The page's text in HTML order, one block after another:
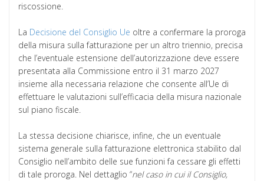
riscossione.
La Decisione del Consiglio Ue oltre a confermare la proroga
della misura sulla fatturazione per un altro triennio, precisa
che l’eventuale estensione dell’autorizzazione deve essere
presentata alla Commissione entro il 31 marzo 2027
insieme alla necessaria relazione che consente all’Ue di
effettuare le valutazioni sull’efficacia della misura nazionale
sul piano fiscale.
La stessa decisione chiarisce, infine, che un eventuale
sistema generale sulla fatturazione elettronica stabilito dal
Consiglio nell’ambito delle sue funzioni fa cessare gli effetti
di tale proroga. Nel dettaglio “nel caso in cui il Consiglio,